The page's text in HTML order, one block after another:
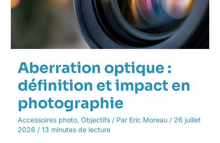
Aberration optique :
définition et impact en
photographie
Accessoires photo, Objectifs/ Par Eric Moreau / 26 juillet
2026 / 13 minutes de lecture